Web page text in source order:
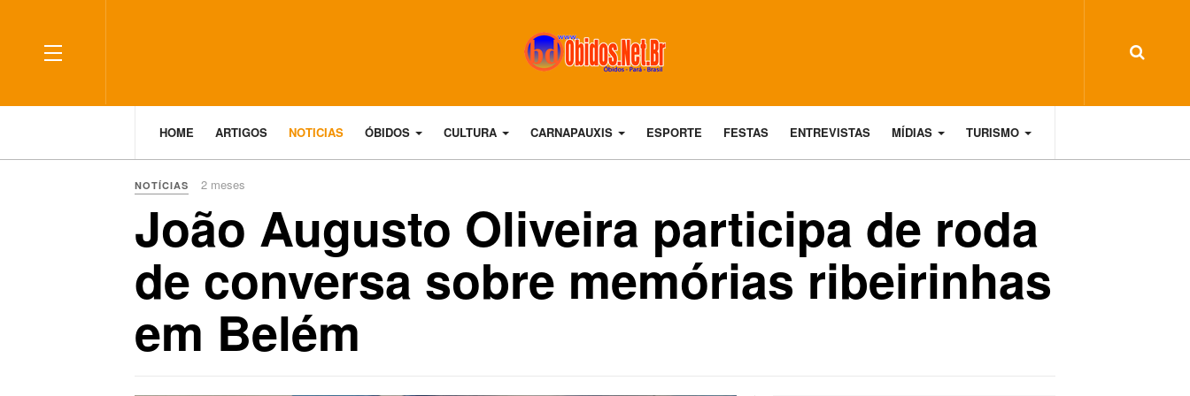
HOME ARTIGOS NOTICIAS ÓBIDOS CULTURA CARNAPAUXIS ESPORTE FESTAS ENTREVISTAS MÍDIAS TURISMO
NOTÍCIAS 2 meses
João Augusto Oliveira participa de roda
de conversa sobre memórias ribeirinhas
em Belém